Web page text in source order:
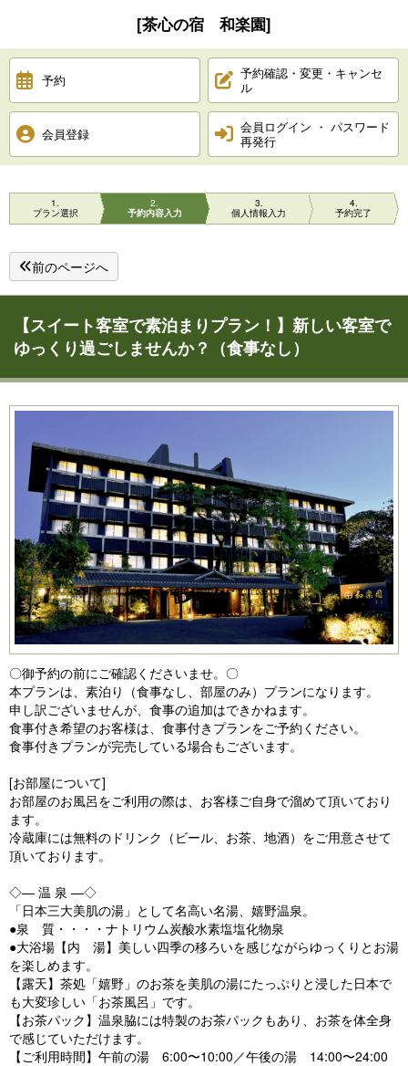
[茶心の宿 和楽園]
予約
予約確認・変更・キャンセ
ル
会員登録
会員ログイン ・ パスワード
再発行
1
プラン選択
2
予約内容入力
3
個人情報入力
4
予約完了
前のページへ
【スイート客室で素泊まりプラン！】新しい客室で
ゆっくり過ごしませんか？（食事なし）
〇御予約の前にご確認くださいませ。〇
本プランは、素泊り（食事なし、部屋のみ）プランになります。
申し訳ございませんが、食事の追加はできかねます。
食事付き希望のお客様は、食事付きプランをご予約ください。
食事付きプランが完売している場合もございます。
[お部屋について]
お部屋のお風呂をご利用の際は、お客様ご自身で溜めて頂いており
ます。
冷蔵庫には無料のドリンク（ビール、お茶、地酒）をご用意させて
頂いております。
◇― 温 泉 ―◇
「日本三大美肌の湯」として名高い名湯、嬉野温泉。
●泉 質・・・・ナトリウム炭酸水素塩塩化物泉
●大浴場【内 湯】美しい四季の移ろいを感じながらゆっくりとお湯
を楽しめます。
【露天】茶処「嬉野」のお茶を美肌の湯にたっぷりと浸した日本で
も大変珍しい「お茶風呂」です。
【お茶パック】温泉脇には特製のお茶パックもあり、お茶を体全身
で感じていただけます。
【ご利用時間】午前の湯 6:00〜10:00／午後の湯 14:00〜24:00